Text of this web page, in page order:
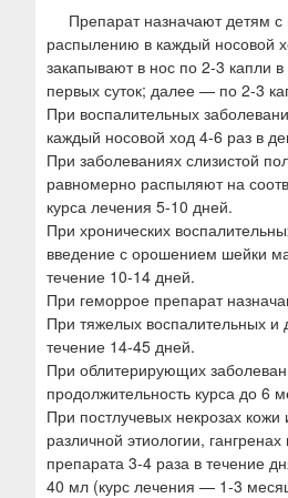
Препарат назначают детям
распылению в каждый носовой
закапывают в нос по 2-3 капли
первых суток; далее — по 2-3
При воспалительных
каждый носовой ход 4-6 раз в
При заболеваниях слизистой
равномерно распыляют на
курса лечения 5-10 дней.
При хронических
введение с орошением шейки
течение 10-14 дней.
При геморрое препарат
При тяжелых воспалительных и
течение 14-45 дней.
При облитерирующих
продолжительность курса до 6
При постлучевых некрозах
различной этиологии,
препарата 3-4 раза в течение
40 мл (курс лечения — 1-3